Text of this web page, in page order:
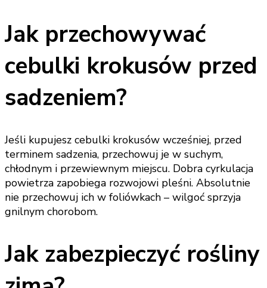
Jak przechowywać
cebulki krokusów przed
sadzeniem?
Jeśli kupujesz cebulki krokusów wcześniej, przed
terminem sadzenia, przechowuj je w suchym,
chłodnym i przewiewnym miejscu. Dobra cyrkulacja
powietrza zapobiega rozwojowi pleśni. Absolutnie
nie przechowuj ich w foliówkach – wilgoć sprzyja
gnilnym chorobom.
Jak zabezpieczyć rośliny